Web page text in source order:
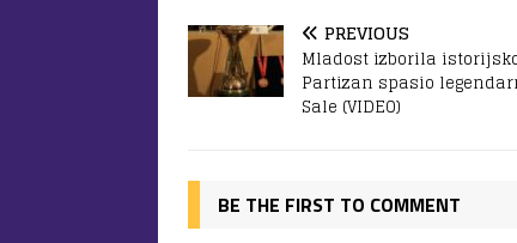
PREVIOUS
Mladost izborila
Partizan spasio
Sale (VIDEO)
BE THE FIRST TO COMMENT